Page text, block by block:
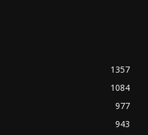
1357
1084
977
943